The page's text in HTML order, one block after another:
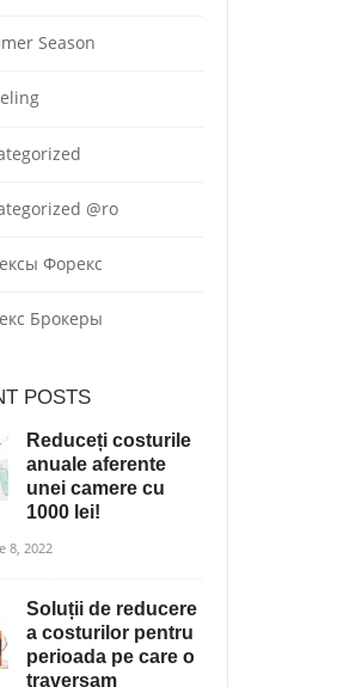
Season
@ro
Форекс
Брокеры
POSTS
Reduceți costurile
anuale aferente
unei camere cu
1000 lei!
8, 2022
Soluții de reducere
a costurilor pentru
perioada pe care o
traversam